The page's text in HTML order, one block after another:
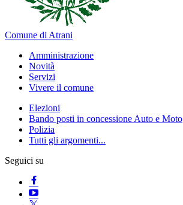
Comune di Atrani
Amministrazione
Novità
Servizi
Vivere il comune
Elezioni
Bando posti in concessione Auto e Moto
Polizia
Tutti gli argomenti...
Seguici su